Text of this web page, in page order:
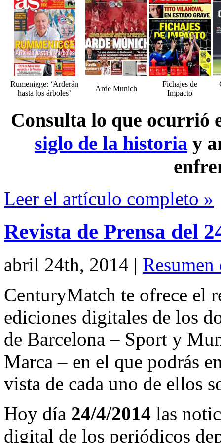
Rumenigge: ‘Arderán
hasta los árboles’
Arde Munich
Fichajes de
Impacto
Consulta lo que ocurrió
siglo de la historia y
Leer el artículo completo »
Revista de Prensa del
abril 24th, 2014 | Resumen
CenturyMatch te ofrece el
ediciones digitales de los
de Barcelona – Sport y
Marca – en el que podrás
vista de cada uno de ellos
Hoy día 24/4/2014 las
digital de los periódicos